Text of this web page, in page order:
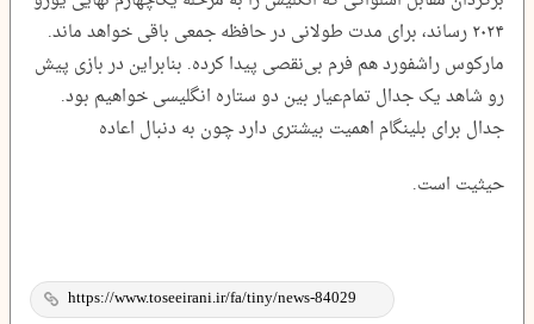
۲۰۲۴ رساند، برای مدت طولانی در حافظه جمعی باقی خواهد ماند.
مارکوس راشفورد هم فرم بی‌نقصی پیدا کرده. بنابراین در بازی پیش
رو شاهد یک جدال تمام‌عیار بین دو ستاره انگلیسی خواهیم بود.
جدال برای بلینگام اهمیت بیشتری دارد چون به دنبال اعاده
حیثیت است.